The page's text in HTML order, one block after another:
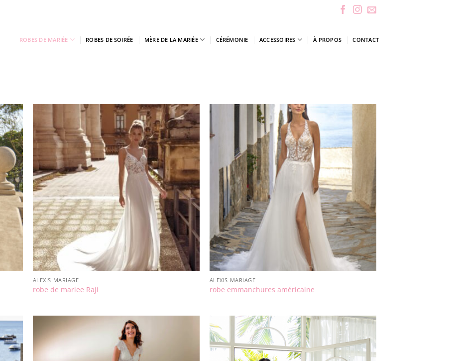
ROBES DE MARIÉE ROBES DE SOIRÉE MÈRE DE LA MARIÉE CÉRÉMONIE ACCESSOIRES À PROPOS CONTACT
ALEXIS MARIAGE
robe de mariee Raji
ALEXIS MARIAGE
robe emmanchures américaine